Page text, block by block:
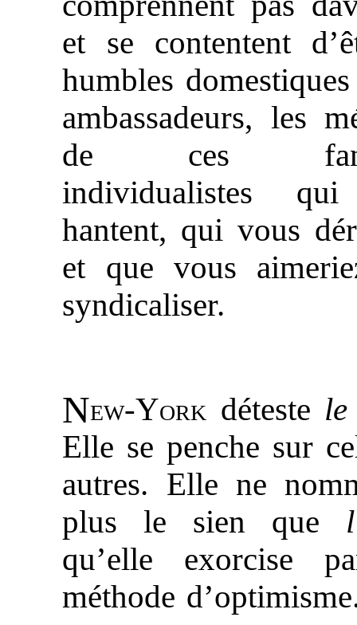
et se contentent
humbles
ambassadeurs, les
de ces
individualistes
hantent, qui vous
et que vous
syndicaliser.
New-York déteste le
Elle se penche sur
autres. Elle ne
plus le sien que
qu’elle exorcise
méthode